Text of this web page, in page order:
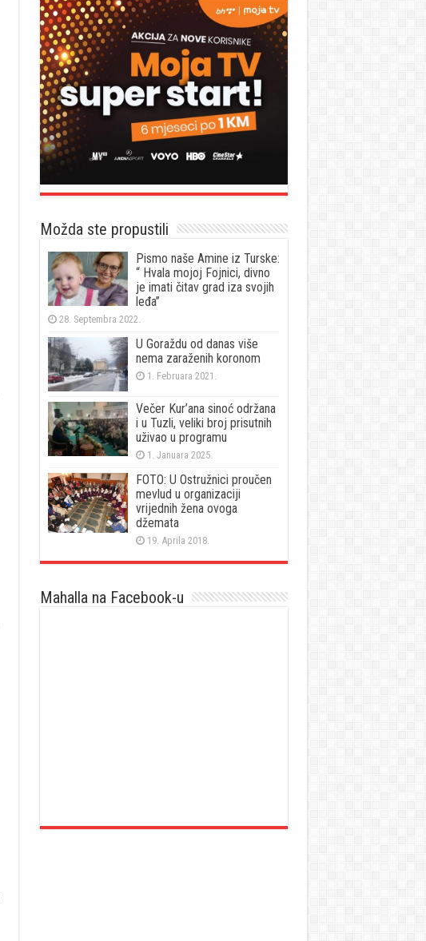
Možda ste propustili
Pismo naše Amine iz Turske:
“ Hvala mojoj Fojnici, divno
je imati čitav grad iza svojih
leđa”
28. Septembra 2022.
U Goraždu od danas više
nema zaraženih koronom
1. Februara 2021.
Večer Kur’ana sinoć održana
i u Tuzli, veliki broj prisutnih
uživao u programu
1. Januara 2025.
FOTO: U Ostružnici proučen
mevlud u organizaciji
vrijednih žena ovoga
džemata
19. Aprila 2018.
Mahalla na Facebook-u